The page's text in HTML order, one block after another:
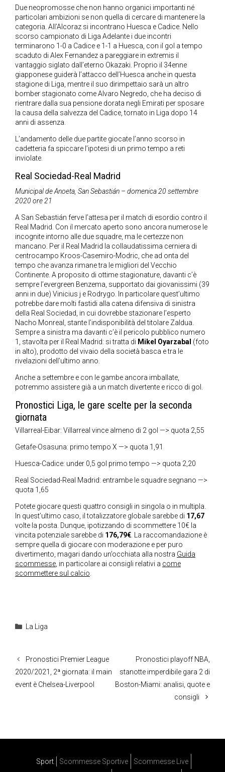
Due neopromosse che non hanno organici importanti né
particolari ambizioni se non quella di cercare di mantenere la
categoria. All’Alcoraz si incontrano Huesca e Cadice. Nello
scorso campionato di Liga Adelante i due incontri
terminarono 1-0 a Cadice e 1-1 a Huesca, con il gol a tempo
scaduto di Alex Fernandez a pareggiare in extremis il
vantaggio siglato dall’eterno Okazaki. Proprio il 34enne
giapponese guiderà l’attacco dell’Huesca anche in questa
stagione di Liga, mentre il suo dirimpettaio sarà un altro
bomber stagionato come Alvaro Negredo, che ha deciso di
rientrare dalla sua pensione dorata negli Emirati per sposare
la causa della salvezza del Cadice, tornato in Liga dopo 14
anni di assenza.
L’andamento delle due partite giocate l’anno scorso in
cadetteria fa spiccare l’ipotesi di un primo tempo a reti
inviolate.
Real Sociedad-Real Madrid
Municipal de Anoeta, San Sebastián – domenica 20 settembre
2020 ore 21
A San Sebastián ferve l’attesa per il match di esordio contro il
Real Madrid. Con il mercato aperto sono ancora numerose le
incognite intorno alle due squadre, ma le certezze non
mancano. Per il Real Madrid la collaudatissima cerniera di
centrocampo Kroos-Casemiro-Modric, che ad onta del
tempo che avanza rimane tra le migliori del Vecchio
Continente. A proposito di ottime stagionature, davanti c’è
sempre l’evergreen Benzema, supportato dai giovanissimi (39
anni in due) Vinicius j e Rodrygo. In particolare quest’ultimo
potrebbe dare molti fastidi alla catena difensiva di sinistra
della Real Sociedad, in cui dovrebbe stazionare l’esperto
Nacho Monreal, stante l’indisponibilità del titolare Zaldua.
Sempre a sinistra ma davanti c’è il pericolo pubblico numero
1, stavolta per il Real Madrid: si tratta di Mikel Oyarzabal (foto
in alto), prodotto del vivaio della società basca e tra le
rivelazioni dell’ultimo anno.
Anche a settembre e con le gambe ancora imballate,
potremmo assistere già a un match divertente e ricco di gol.
Pronostici Liga, le gare scelte per la seconda
giornata
Villarreal-Eibar: Villarreal vince almeno di 2 gol —> quota 2,55
Getafe-Osasuna: primo tempo X —> quota 1,91
Huesca-Cadice: under 0,5 gol primo tempo —> quota 2,20
Real Sociedad-Real Madrid: entrambe le squadre segnano —>
quota 1,65
Potete giocare questi quattro consigli in singola o in multipla.
In quest’ultimo caso, il totalizzatore globale sarebbe di 17,67
volte la posta. Dunque, ipotizzando di scommettere 10€ la
vincita potenziale sarebbe di 176,79€. La raccomandazione è
sempre quella di giocare con moderazione e per puro
divertimento, magari dando un’occhiata alla nostra Guida
scommesse, in particolare ai consigli relativi a come
scommettere sul calcio.
Categorie
La Liga
Pronostici Premier League
2020/2021, 2ª giornata: il main
event è Chelsea-Liverpool
Pronostici playoff NBA,
stanotte imperdibile gara 2 di
Boston-Miami: analisi, quote e
consigli
Sport Scommesse Sportive
Scommesse Live